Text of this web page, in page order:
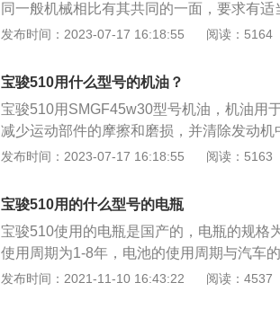
同一般机械相比有其共同的一面，要求有
蚀与粘温等性能要求。宝骏510是上汽通用
DVVT自然吸气发动机，匹配的是6速手动
发布时间：2023-07-17 16:18:55 阅读：5164
宝骏510用什么型号的机油？
宝骏510用SMGF45w30型号机油，机油用
减少运动部件的摩擦和磨损，并清除发动
型SUV，其车身尺寸长宽高分别为4220mm
瓦，最大扭矩为135牛米，最大功率转速为
发布时间：2023-07-17 16:18:55 阅读：5163
宝骏510用的什么型号的电瓶
宝骏510使用的电瓶是国产的，电瓶的规格
使用周期为1-8年，电池的使用周期与汽车
车的情况下，一辆汽车的电瓶正常的使用周
发布时间：2021-11-10 16:43:22 阅读：4537